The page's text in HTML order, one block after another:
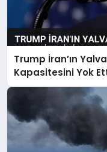
Trump İran’ın
Kapasitesini Yok